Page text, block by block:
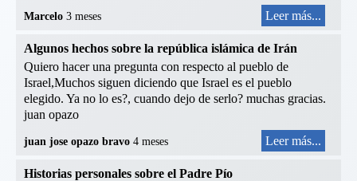
Marcelo 3 meses Leer más...
Algunos hechos sobre la república islámica de Irán
Quiero hacer una pregunta con respecto al pueblo de
Israel,Muchos siguen diciendo que Israel es el pueblo
elegido. Ya no lo es?, cuando dejo de serlo? muchas gracias.
juan opazo
juan jose opazo bravo 4 meses Leer más...
Historias personales sobre el Padre Pío